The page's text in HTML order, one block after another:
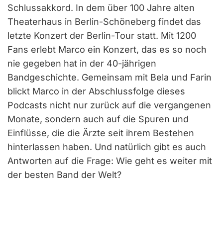
Schlussakkord. In dem über 100 Jahre alten
Theaterhaus in Berlin-Schöneberg findet das
letzte Konzert der Berlin-Tour statt. Mit 1200
Fans erlebt Marco ein Konzert, das es so noch
nie gegeben hat in der 40-jährigen
Bandgeschichte. Gemeinsam mit Bela und Farin
blickt Marco in der Abschlussfolge dieses
Podcasts nicht nur zurück auf die vergangenen
Monate, sondern auch auf die Spuren und
Einflüsse, die die Ärzte seit ihrem Bestehen
hinterlassen haben. Und natürlich gibt es auch
Antworten auf die Frage: Wie geht es weiter mit
der besten Band der Welt?